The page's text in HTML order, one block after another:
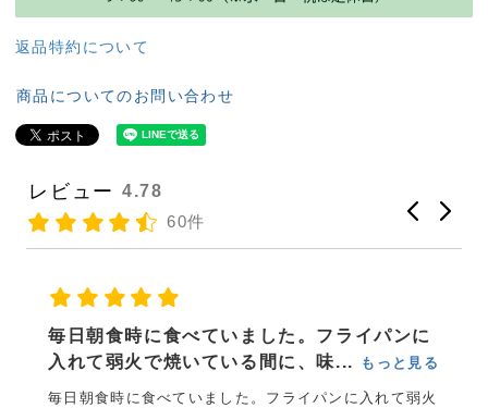
返品特約について
商品についてのお問い合わせ
レビュー
4.78
60件
タップリあるので、良いです。カルシュウム
不足にバッチリです！ 天麩羅に...もっと見る
タップリあるので、良いです。カルシュウム不足にバッ